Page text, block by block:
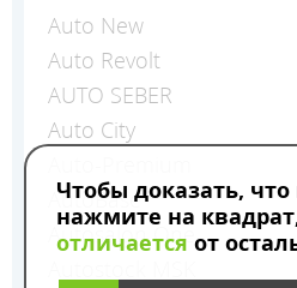
Auto New
Auto Revolt
AUTO SEBER
Auto Сity
AutoBase
Autosalon One
Чтобы доказать,
нажмите на
отличается от